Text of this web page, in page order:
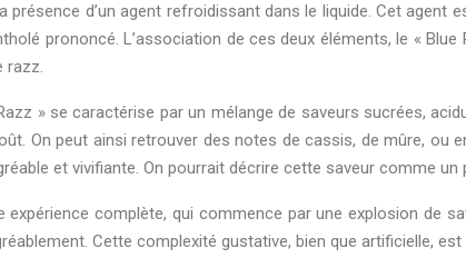
présence d’un agent refroidissant dans le liquide. Cet
prononcé. L’association de ces deux éléments, le «
razz.
» se caractérise par un mélange de saveurs sucrées,
On peut ainsi retrouver des notes de cassis, de mûre,
et vivifiante. On pourrait décrire cette saveur comme
complète, qui commence par une explosion de
Cette complexité gustative, bien que artificielle,